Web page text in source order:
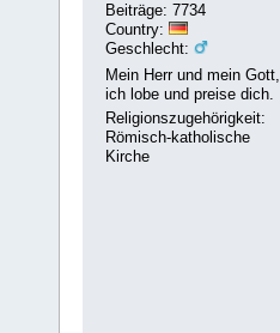
Beiträge: 7734
Country:
Geschlecht:
Mein Herr und mein Gott,
ich lobe und preise dich.
Religionszugehörigkeit:
Römisch-katholische
Kirche